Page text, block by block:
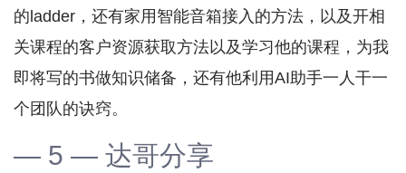
的ladder，还有家用智能音箱接入的方法，以及开相
关课程的客户资源获取方法以及学习他的课程，为我
即将写的书做知识储备，还有他利用AI助手一人干一
个团队的诀窍。
— 5 — 达哥分享